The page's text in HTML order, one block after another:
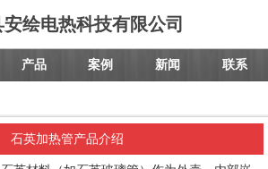
绘电热科技有限公司
产品 案例 新闻 联系
石英加热管产品介绍